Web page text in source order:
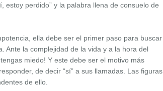
estoy perdido” y la palabra llena de consuelo de
ella debe ser el primer paso para buscar
Ante la complejidad de la vida y a la hora del
miedo! Y este debe ser el motivo más
de decir “sí” a sus llamadas. Las figuras
de ello.